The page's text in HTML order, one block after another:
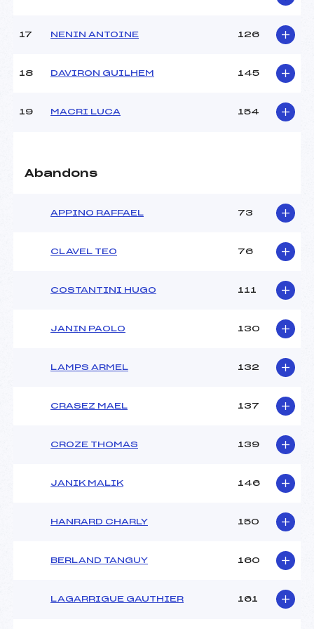
U18->Mas
17 NENIN ANTOINE 126
18 DAVIRON GUILHEM 145
19 MACRI LUCA 154
Abandons
APPINO RAFFAEL 73
CLAVEL TEO 76
COSTANTINI HUGO 111
JANIN PAOLO 130
LAMPS ARMEL 132
CRASEZ MAEL 137
CROZE THOMAS 139
JANIK MALIK 146
HANRARD CHARLY 150
BERLAND TANGUY 160
LAGARRIGUE GAUTHIER 161